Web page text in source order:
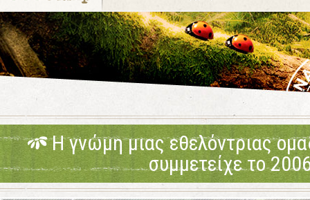
Η γνώμη μιας εθελόντριας
συμμετείχε το